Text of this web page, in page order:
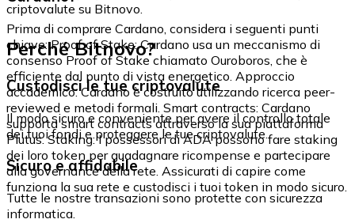
criptovalute su Bitnovo.
Prima di comprare Cardano, considera i seguenti punti
chiave: Proof of Stake: Cardano usa un meccanismo di
consenso Proof of Stake chiamato Ouroboros, che è
efficiente dal punto di vista energetico. Approccio
accademico: Cardano è costruito utilizzando ricerca peer-
reviewed e metodi formali. Smart contracts: Cardano
supporta smart contracts attraverso la sua piattaforma
Plutus. Staking: I possessori di ADA possono fare staking
dei loro token per guadagnare ricompense e partecipare
alla governance della rete. Assicurati di capire come
funziona la sua rete e custodisci i tuoi token in modo sicuro.
Perché Bitnovo?
Custodisci le tue criptovalute
Il modo sicuro e conveniente per avere il controllo totale
dei tuoi fondi e proteggere le tue criptovalute.
Sicuro e affidabile
Tutte le nostre transazioni sono protette con sicurezza
informatica.